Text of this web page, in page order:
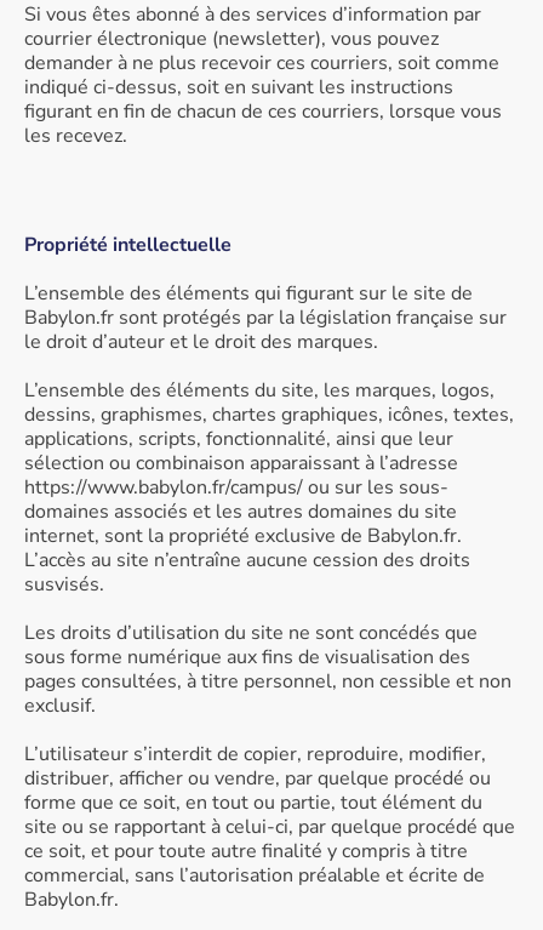
Si vous êtes abonné à des services d’information par
courrier électronique (newsletter), vous pouvez
demander à ne plus recevoir ces courriers, soit comme
indiqué ci-dessus, soit en suivant les instructions
figurant en fin de chacun de ces courriers, lorsque vous
les recevez.
Propriété intellectuelle
L’ensemble des éléments qui figurant sur le site de
Babylon.fr sont protégés par la législation française sur
le droit d’auteur et le droit des marques.
L’ensemble des éléments du site, les marques, logos,
dessins, graphismes, chartes graphiques, icônes, textes,
applications, scripts, fonctionnalité, ainsi que leur
sélection ou combinaison apparaissant à l’adresse
https://www.babylon.fr/campus/ ou sur les sous-
domaines associés et les autres domaines du site
internet, sont la propriété exclusive de Babylon.fr.
L’accès au site n’entraîne aucune cession des droits
susvisés.
Les droits d’utilisation du site ne sont concédés que
sous forme numérique aux fins de visualisation des
pages consultées, à titre personnel, non cessible et non
exclusif.
L’utilisateur s’interdit de copier, reproduire, modifier,
distribuer, afficher ou vendre, par quelque procédé ou
forme que ce soit, en tout ou partie, tout élément du
site ou se rapportant à celui-ci, par quelque procédé que
ce soit, et pour toute autre finalité y compris à titre
commercial, sans l’autorisation préalable et écrite de
Babylon.fr.